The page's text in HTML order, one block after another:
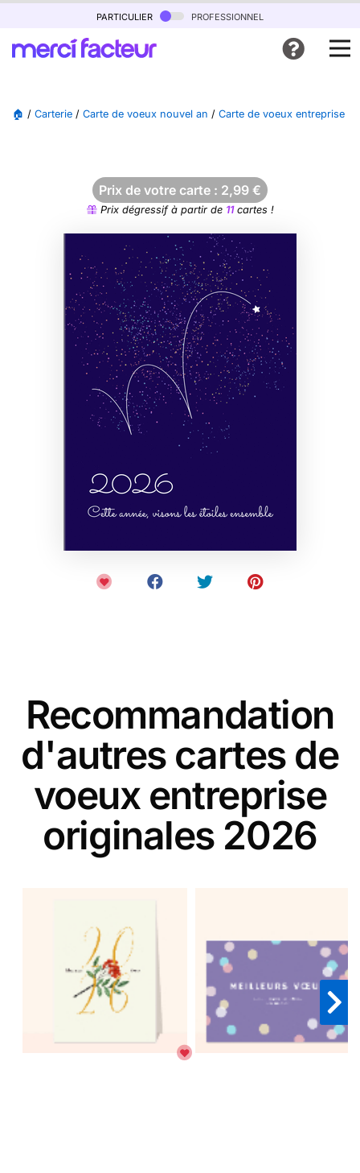
particulier professionnel
🏠 / Carterie / Carte de voeux nouvel an / Carte de voeux entreprise
Prix de votre carte : 2,99 €
Prix dégressif à partir de 11cartes !
Recommandation
d'autres cartes de
voeux entreprise
originales 2026